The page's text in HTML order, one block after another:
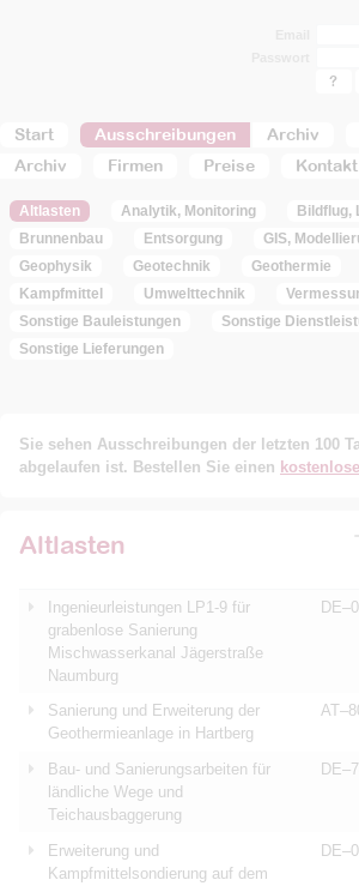
Start Ausschreibungen Archiv
Archiv
Firmen Preise Kontakt
?
Altlasten Analytik, Monitoring
Bildflug,
Brunnenbau
Entsorgung GIS,
Geophysik
Geotechnik Geothermie
Kampfmittel
Umwelttechnik
Sonstige Bauleistungen
Sonstige
Sonstige Lieferungen
Sie sehen Ausschreibungen der letzten 100
abgelaufen ist. Bestellen Sie einen
Altlasten
Ingenieurleistungen LP1-9 für
grabenlose Sanierung
Mischwasserkanal Jägerstraße
Naumburg
Sanierung und Erweiterung der
Geothermieanlage in Hartberg
Bau- und Sanierungsarbeiten für
ländliche Wege und
Teichausbaggerung
Erweiterung und
Kampfmittelsondierung auf dem